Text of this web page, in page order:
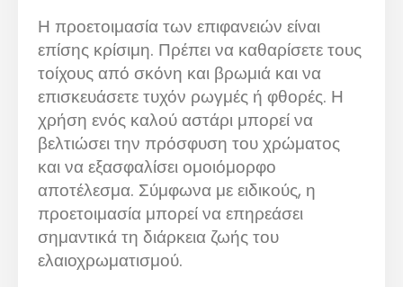
Η προετοιμασία των επιφανειών είναι
επίσης κρίσιμη. Πρέπει να καθαρίσετε τους
τοίχους από σκόνη και βρωμιά και να
επισκευάσετε τυχόν ρωγμές ή φθορές. Η
χρήση ενός καλού αστάρι μπορεί να
βελτιώσει την πρόσφυση του χρώματος
και να εξασφαλίσει ομοιόμορφο
αποτέλεσμα. Σύμφωνα με ειδικούς, η
προετοιμασία μπορεί να επηρεάσει
σημαντικά τη διάρκεια ζωής του
ελαιοχρωματισμού.